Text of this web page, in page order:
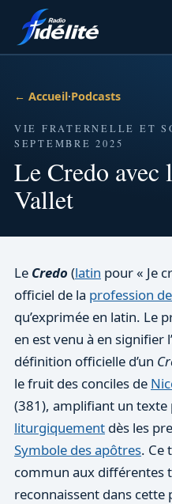
← Accueil·Podcasts
VIE FRATERNELLE ET
SEPTEMBRE 2025
Le Credo avec
Vallet
Le Credo (latin pour « Je
officiel de la profession
qu’exprimée en latin. Le
en est venu à en signifier
définition officielle d’un
le fruit des conciles de
(381), amplifiant un texte
liturgiquement dès les
Symbole des apôtres. Ce
commun aux différentes
reconnaissent dans cette